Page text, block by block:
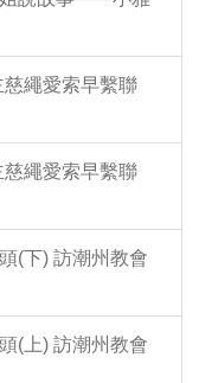
繩愛索早繫聯
繩愛索早繫聯
(下) 訪潮州教會
(上) 訪潮州教會